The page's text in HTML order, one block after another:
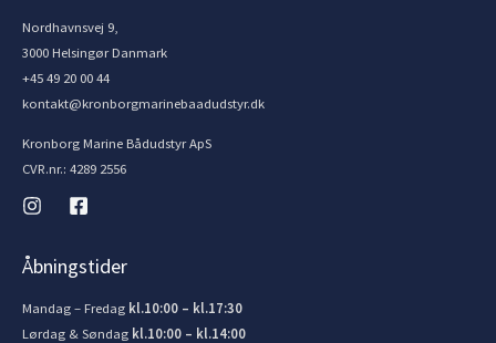
Nordhavnsvej 9,
3000 Helsingør Danmark
+45 49 20 00 44
kontakt@kronborgmarinebaadudstyr.dk
Kronborg Marine Bådudstyr ApS
CVR.nr.: 4289 2556
Åbningstider
Mandag – Fredag kl.10:00 – kl.17:30
Lørdag & Søndag kl.10:00 – kl.14:00